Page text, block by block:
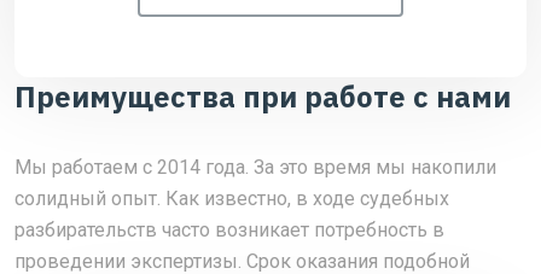
Преимущества при работе с нами
Мы работаем с 2014 года. За это время мы накопили
солидный опыт. Как известно, в ходе судебных
разбирательств часто возникает потребность в
проведении экспертизы. Срок оказания подобной